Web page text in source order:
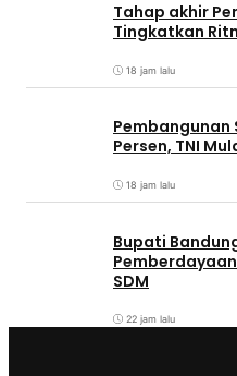
Tahap akhir
Tingkatkan
18 jam lalu
Pembangunan
Persen, TNI
18 jam lalu
Bupati
SDM
22 jam lalu